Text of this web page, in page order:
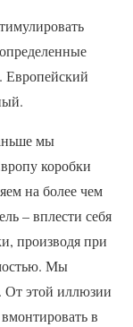
Европейский
мы
коробки
на более чем
– вплести себя
производя при
Мы
От этой иллюзии
в